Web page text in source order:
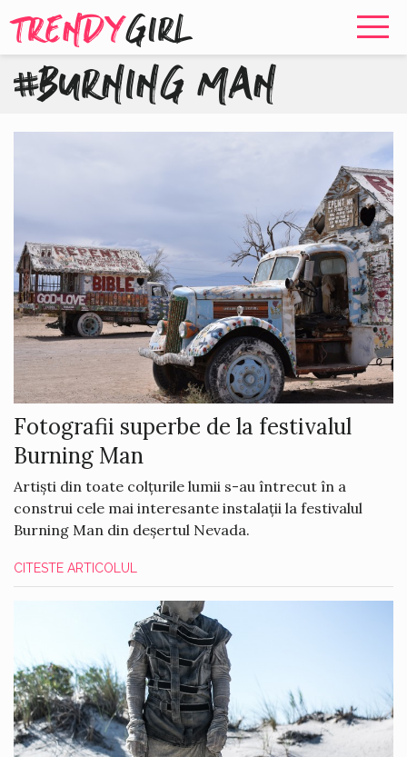
TRENDYGIRL
#BURNING MAN
Fotografii superbe de la festivalul
Burning Man
Artiști din toate colțurile lumii s-au întrecut în a
construi cele mai interesante instalații la festivalul
Burning Man din deșertul Nevada.
CITESTE ARTICOLUL